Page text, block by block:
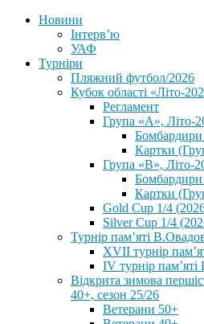
Новини
Інтерв’ю
УАФ
Турніри
Пляжний футбол/2026
Кубок області «Літо-
Регламент
Група «А», Літо-
Картки
Група «В», Літо-
Картки
Gold Cup 1/4
Silver Cup 1/4
Турнір пам’яті
XVII турнір
IV турнір
Відкрита зимова
40+, сезон 25/26
Ветерани 50+